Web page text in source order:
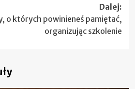
Dalej:
o których powinieneś pamiętać,
organizując szkolenie